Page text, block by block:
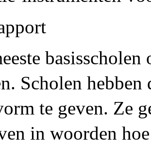
Scholen
te geven. Ze
in woorden